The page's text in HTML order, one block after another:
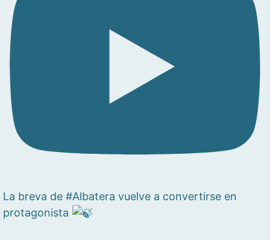
La breva de #Albatera vuelve a convertirse en
protagonista